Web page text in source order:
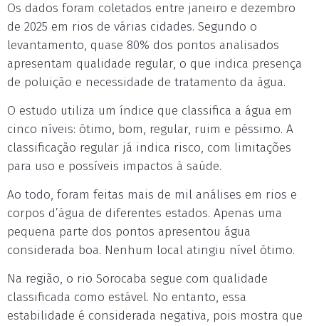
Os dados foram coletados entre janeiro e dezembro
de 2025 em rios de várias cidades. Segundo o
levantamento, quase 80% dos pontos analisados
apresentam qualidade regular, o que indica presença
de poluição e necessidade de tratamento da água.
O estudo utiliza um índice que classifica a água em
cinco níveis: ótimo, bom, regular, ruim e péssimo. A
classificação regular já indica risco, com limitações
para uso e possíveis impactos à saúde.
Ao todo, foram feitas mais de mil análises em rios e
corpos d’água de diferentes estados. Apenas uma
pequena parte dos pontos apresentou água
considerada boa. Nenhum local atingiu nível ótimo.
Na região, o rio Sorocaba segue com qualidade
classificada como estável. No entanto, essa
estabilidade é considerada negativa, pois mostra que